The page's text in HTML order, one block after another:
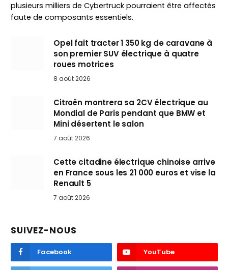
plusieurs milliers de Cybertruck pourraient être affectés
faute de composants essentiels.
Opel fait tracter 1 350 kg de caravane à
son premier SUV électrique à quatre
roues motrices
8 août 2026
Citroën montrera sa 2CV électrique au
Mondial de Paris pendant que BMW et
Mini désertent le salon
7 août 2026
Cette citadine électrique chinoise arrive
en France sous les 21 000 euros et vise la
Renault 5
7 août 2026
SUIVEZ-NOUS
Facebook YouTube